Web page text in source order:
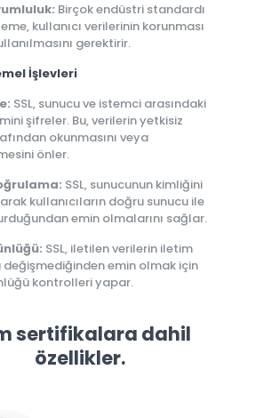
Birçok endüstri standardı
kullanıcı verilerinin korunması
gerektirir.
İşlevleri
SSL, sunucu ve istemci arasındaki
şifreler. Bu, verilerin yetkisiz
okunmasını veya
önler.
SSL, sunucunun kimliğini
kullanıcıların doğru sunucu ile
emin olmalarını sağlar.
SSL, iletilen verilerin iletim
değişmediğinden emin olmak için
kontrolleri yapar.
sertifikalara dahil
özellikler.